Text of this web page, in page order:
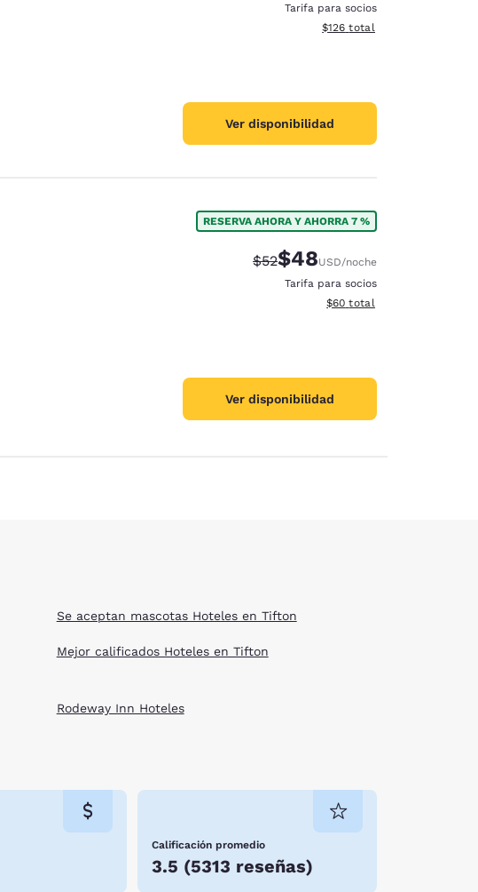
Tarifa para socios
Ver detalles del total
$126 total
Ver disponibilidad
RESERVA AHORA Y AHORRA 7 %
Precio tachado:
$52Precio con descuento:
$48USD/noche
Tarifa para socios
Ver detalles del total
$60 total
Ver disponibilidad
Se aceptan mascotas Hoteles en Tifton
Mejor calificados Hoteles en Tifton
Rodeway Inn Hoteles
Calificación promedio
3.5 (5313 reseñas)